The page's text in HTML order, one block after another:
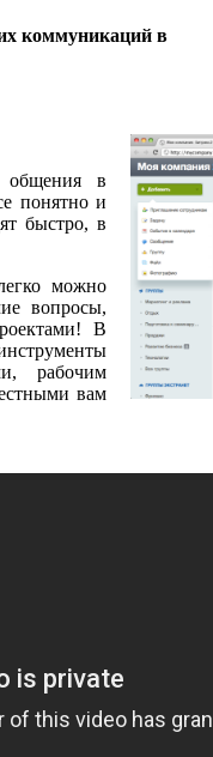
коммуникаций в
в
понятно и
быстро, в
можно
вопросы,
В
рабочим
вам